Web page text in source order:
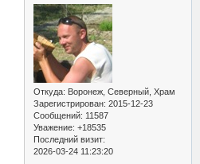
Откуда: Воронеж, Северный, Храм
Зарегистрирован: 2015-12-23
Сообщений: 11587
Уважение: +18535
Последний визит:
2026-03-24 11:23:20